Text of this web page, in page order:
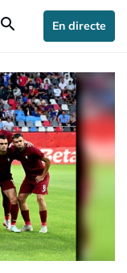
search En directe